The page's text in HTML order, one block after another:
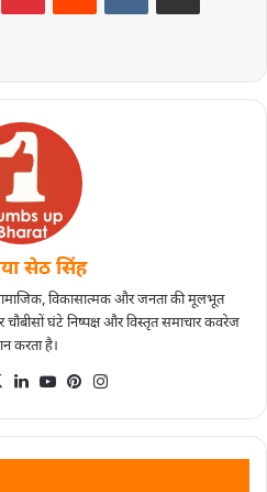
सेठ सिंह
विकासात्मक और जनता की मूलभूत
घंटे निष्पक्ष और विस्तृत समाचार कवरेज
करता है।